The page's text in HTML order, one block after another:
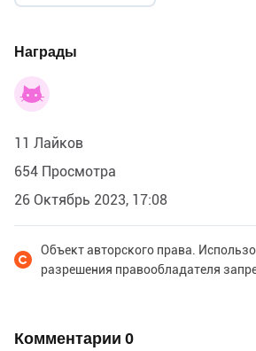
Награды
11 Лайков
654 Просмотра
26 Октябрь 2023, 17:08
Объект авторского права.
разрешения правообладателя
Комментарии 0